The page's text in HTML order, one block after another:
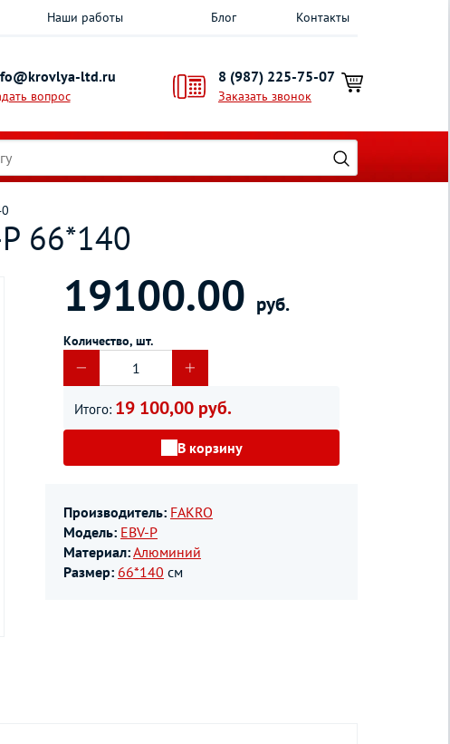
Наши работы Блог Контакты
ltd.ru
вопрос
8 (987) 225-75-07
Заказать звонок
66*140
19100.00 руб.
Количество, шт.
Итого: 19 100,00 руб.
В корзину
Производитель: FAKRO
Модель: EBV-P
Материал:Алюминий
Размер: 66*140 см